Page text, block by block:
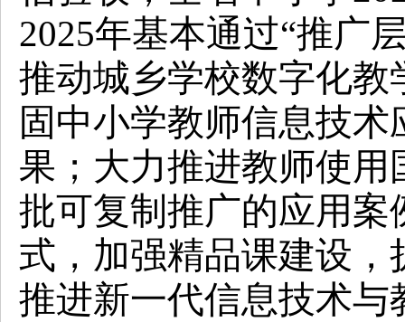
2025年基本通过“推广
推动城乡学校数字化
固中小学教师信息技
果；大力推进教师使
批可复制推广的应用
式，加强精品课建设
推进新一代信息技术